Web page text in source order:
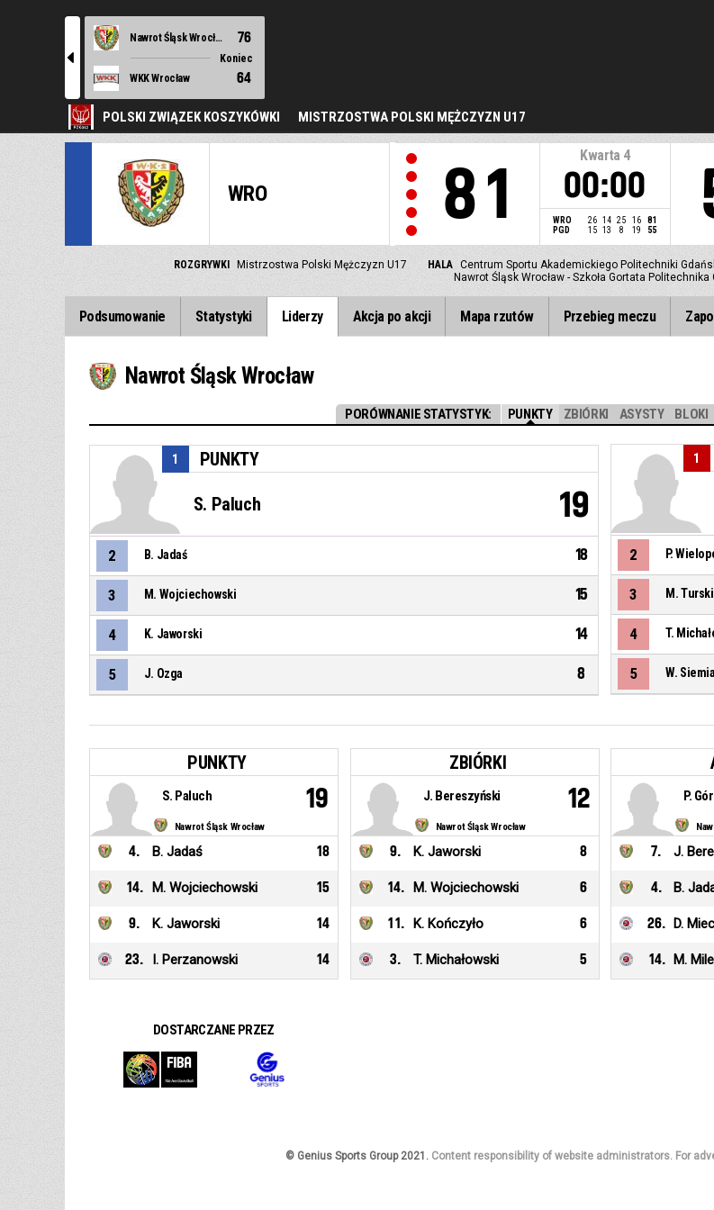
l
Nawrot Śląsk Wrocław 76
Koniec
WKK Wrocław
64
POLSKI ZWIĄZEK KOSZYKÓWKI MISTRZOSTWA POLSKI MĘŻCZYZN U17
WRO 81
Kwarta 4
00:00
WRO 26 14 25 16
81
PGD
15 13 8 19 55
ROZGRYWKI Mistrzostwa Polski Mężczyzn U17 HALA Centrum Sportu Akademickiego Politechniki
Nawrot Śląsk Wrocław - Szkoła Gortata Politechnika
Podsumowanie Statystyki Liderzy Akcja po akcji Mapa rzutów Przebieg meczu
PORÓWNANIE STATYSTYK: PUNKTY ZBIÓRKI ASYSTY BLOKI
Nawrot Śląsk Wrocław
PUNKTY
1
S. Paluch 19
2 B. Jadaś 18
3 M. Wojciechowski 15
4 K. Jaworski 14
5 J. Ozga 8
1
2 P.
3 M. Turski
4 T.
5 W.
PUNKTY
Nawrot Śląsk Wrocław
S. Paluch 19
4. B. Jadaś 18
14. M. Wojciechowski 15
9. K. Jaworski 14
23. I. Perzanowski 14
ZBIÓRKI
Nawrot Śląsk Wrocław
J. Bereszyński 12
9. K. Jaworski 8
14. M. Wojciechowski 6
11 . K. Kończyło 6
3. T. Michałowski 5
P.
7. J.
4. B.
26. D.
14. M.
DOSTARCZANE PRZEZ
© Genius Sports Group 2021. Content responsibility of website administrators. For